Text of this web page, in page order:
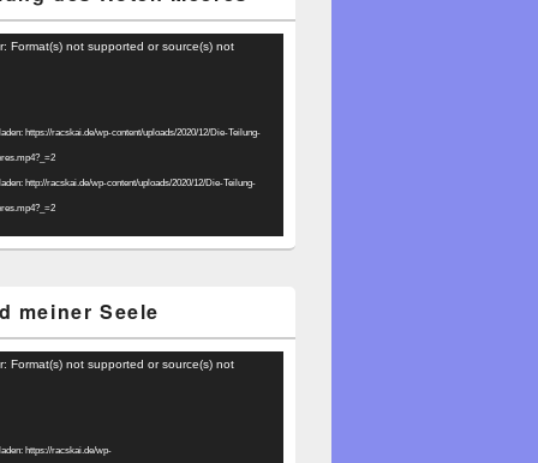
Format(s) not supported or source(s) not
https://racskai.de/wp-content/uploads/2020/12/Die-Teilung-
http://racskai.de/wp-content/uploads/2020/12/Die-Teilung-
meiner Seele
Format(s) not supported or source(s) not
https://racskai.de/wp-